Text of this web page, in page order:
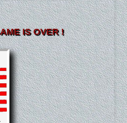
IS OVER !